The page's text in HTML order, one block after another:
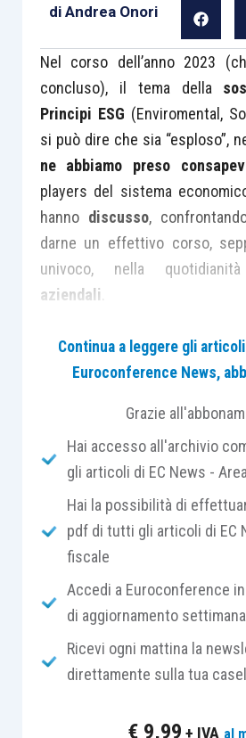
di Andrea Onori
Nel corso dell’anno 2023
concluso), il tema della
Principi ESG (Enviromental,
si può dire che sia “esploso”,
ne abbiamo preso
players del sistema
hanno discusso,
darne un effettivo corso,
univoco, nella
aziendali.
Il settore che ha dato maggior
di coscienza” degli aspetti
ha legato l’attività ordinaria
finanziamenti ad una
realizzazione, da parte delle
economiche sostenibilinel
ESG.
Oggi vi è la consapevolezza
devono, senza ulteriori indugi,
Continua a leggere gli
Euroconference News,
Grazie
Hai accesso all'archivio
gli articoli di EC News -
Hai la possibilità di
pdf di tutti gli articoli di EC
fiscale
Accedi a Euroconference
di aggiornamento
Ricevi ogni mattina la
direttamente sulla tua
€ 9,99 + IVA al